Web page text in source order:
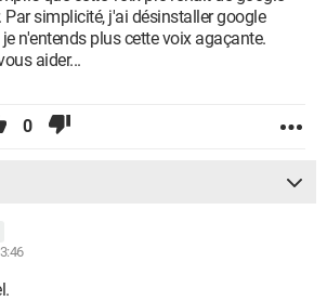
Par simplicité, j'ai désinstaller google
n'entends plus cette voix agaçante.
aider...
0